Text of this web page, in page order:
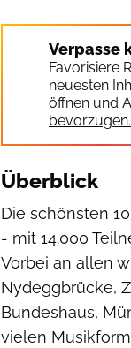
Verpasse
Favorisiere
neuesten
öffnen und
bevorzugen.
Überblick
Die schönsten
- mit 14.000
Vorbei an allen
Nydeggbrücke,
Bundeshaus,
vielen